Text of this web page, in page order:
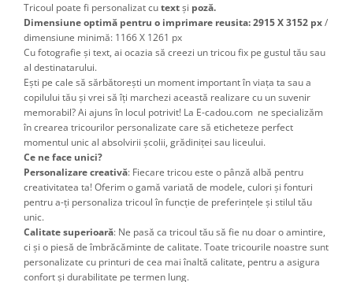
Tricoul poate fi personalizat cutextși poză.
Dimensiune optimă pentru o imprimare reusita: 2915 X 3152 px/
dimensiune minimă: 1166 X 1261 px
Cu fotografie și text, ai ocazia să creezi un tricou fix pe gustul tău sau
al destinatarului.
Ești pe cale să sărbătorești un moment important în viața ta sau a
copilului tău și vrei să îți marchezi această realizare cu un suvenir
memorabil? Ai ajuns în locul potrivit! La E-cadou.com ne specializăm
în crearea tricourilor personalizate care să eticheteze perfect
momentul unic al absolvirii școlii, grădiniței sau liceului.
Ce ne face unici?
Personalizare creativă: Fiecare tricou este o pânză albă pentru
creativitatea ta! Oferim o gamă variată de modele, culori și fonturi
pentru a-ți personaliza tricoul în funcție de preferințele și stilul tău
unic.
Calitate superioară: Ne pasă ca tricoul tău să fie nu doar o amintire,
ci și o piesă de îmbrăcăminte de calitate. Toate tricourile noastre sunt
personalizate cu printuri de cea mai înaltă calitate, pentru a asigura
confort și durabilitate pe termen lung.